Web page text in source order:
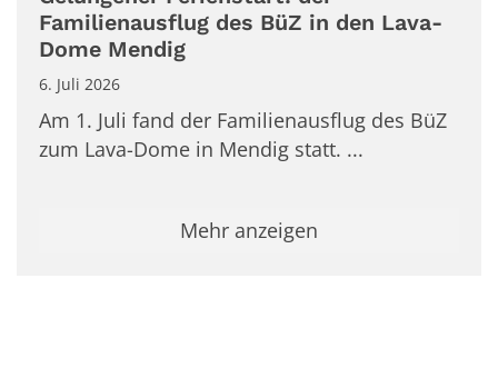
Familienausflug des BüZ in den Lava-
Dome Mendig
6. Juli 2026
Am 1. Juli fand der Familienausflug des BüZ
zum Lava-Dome in Mendig statt. ...
Mehr anzeigen